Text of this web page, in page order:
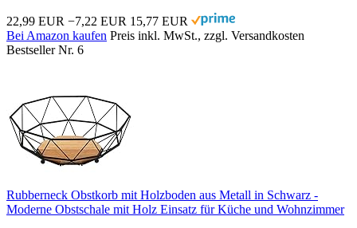
22,99 EUR −7,22 EUR 15,77 EUR
Bei Amazon kaufen Preis inkl. MwSt., zzgl. Versandkosten
Bestseller Nr. 6
Rubberneck Obstkorb mit Holzboden aus Metall in Schwarz -
Moderne Obstschale mit Holz Einsatz für Küche und Wohnzimmer